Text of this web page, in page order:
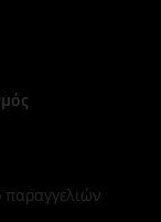
παραγγελιών